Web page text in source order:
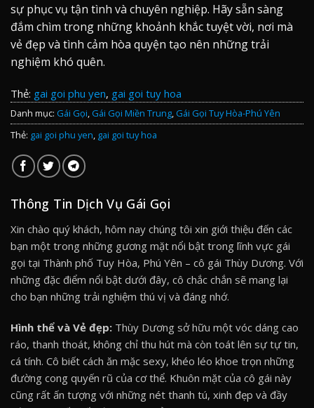
sự phục vụ tận tình và chuyên nghiệp. Hãy sẵn sàng
đắm chìm trong những khoảnh khắc tuyệt vời, nơi mà
vẻ đẹp và tình cảm hòa quyện tạo nên những trải
nghiệm khó quên.
Thẻ: gai goi phu yen, gai goi tuy hoa
Danh mục: Gái Gọi, Gái Gọi Miền Trung, Gái Gọi Tuy Hòa-Phú Yên
Thẻ: gai goi phu yen, gai goi tuy hoa
Thông Tin Dịch Vụ Gái Gọi
Xin chào quý khách, hôm nay chúng tôi xin giới thiệu đến các
bạn một trong những gương mặt nổi bật trong lĩnh vực gái
gọi tại Thành phố Tuy Hòa, Phú Yên – cô gái Thùy Dương. Với
những đặc điểm nổi bật dưới đây, cô chắc chắn sẽ mang lại
cho bạn những trải nghiệm thú vị và đáng nhớ.
Hình thể và Vẻ đẹp: Thùy Dương sở hữu một vóc dáng cao
ráo, thanh thoát, không chỉ thu hút mà còn toát lên sự tự tin,
cá tính. Cô biết cách ăn mặc sexy, khéo léo khoe trọn những
đường cong quyến rũ của cơ thể. Khuôn mặt của cô gái này
cũng rất ấn tượng với những nét thanh tú, xinh đẹp và đầy